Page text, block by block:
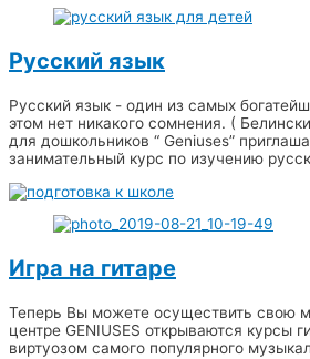
Русский язык
Русский язык - один из самых
этом нет никакого сомнения. (
для дошкольников “ Geniuses”
занимательный курс по изучению
Игра на гитаре
Теперь Вы можете осуществить свою
центре GENIUSES открываются курсы
виртуозом самого популярного